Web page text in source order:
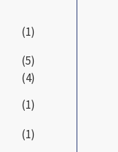
(1)
(5)
(4)
(1)
(1)